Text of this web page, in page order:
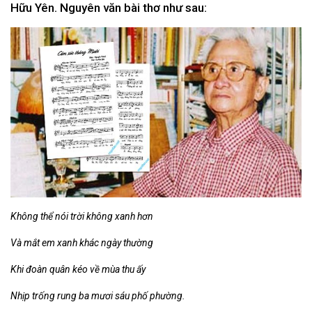
Hữu Yên. Nguyên văn bài thơ như sau:
Không thể nói trời không xanh hơn
Và mắt em xanh khác ngày thường
Khi đoàn quân kéo về mùa thu ấy
Nhịp trống rung ba mươi sáu phố phường.